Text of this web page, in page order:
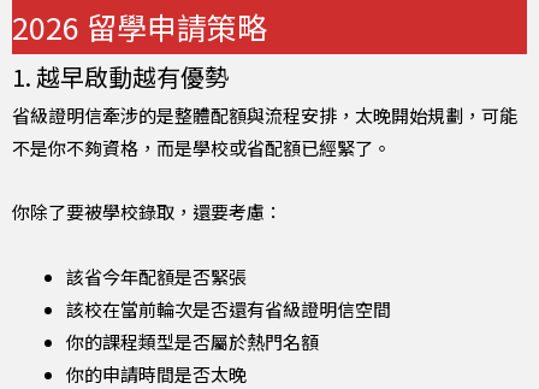
2026 留學申請策略
1. 越早啟動越有優勢
省級證明信牽涉的是整體配額與流程安排，太晚開始規劃，可能
不是你不夠資格，而是學校或省配額已經緊了。
你除了要被學校錄取，還要考慮：
該省今年配額是否緊張
該校在當前輪次是否還有省級證明信空間
你的課程類型是否屬於熱門名額
你的申請時間是否太晚